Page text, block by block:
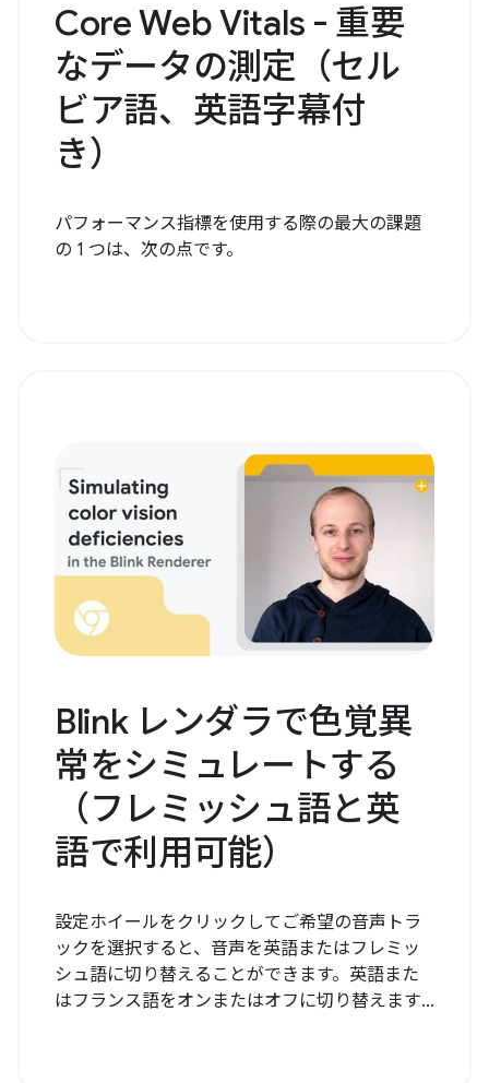
Core Web Vitals - 重要
なデータの測定（セル
ビア語、英語字幕付
き）
パフォーマンス指標を使用する際の最大の課題
の 1 つは、次の点です。
Blink レンダラで色覚異
常をシミュレートする
（フレミッシュ語と英
語で利用可能）
設定ホイールをクリックしてご希望の音声トラ
ックを選択すると、音声を英語またはフレミッ
シュ語に切り替えることができます。英語また
はフランス語をオンまたはオフに切り替えます...